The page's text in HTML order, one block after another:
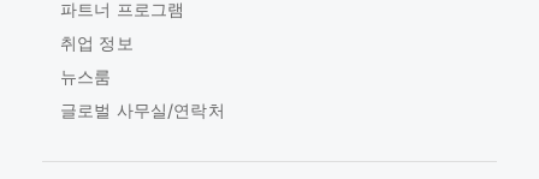
파트너 프로그램
취업 정보
뉴스룸
글로벌 사무실/연락처